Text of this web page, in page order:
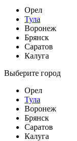
Орел
Тула
Воронеж
Брянск
Саратов
Калуга
Выберите город
Орел
Тула
Воронеж
Брянск
Саратов
Калуга